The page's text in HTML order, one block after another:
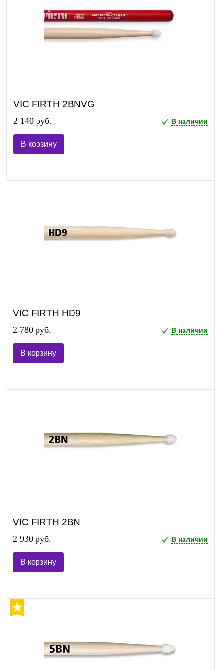
VIC FIRTH 2BNVG
2 140 руб. В наличии
В корзину
VIC FIRTH HD9
2 780 руб. В наличии
В корзину
VIC FIRTH 2BN
2 930 руб. В наличии
В корзину